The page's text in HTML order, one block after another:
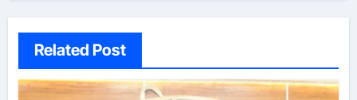
Related Post